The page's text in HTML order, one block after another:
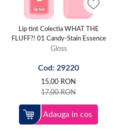
Lip tint Colectia WHAT THE
FLUFF?! 01 Candy-Stain Essence
Gloss
Cod: 29220
15,00 RON
17,00RON
Adauga in cos